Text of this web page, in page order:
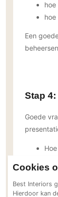
Houten
Vloerkleden
Beton Ciré
Natuursteen
Schilderwerk
Stucwerk
Spuitwerk
Een
Stap
Goede
Cookies
Best Interiors
Hierdoor kan